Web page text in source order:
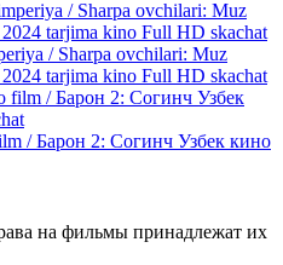
/ Sharpa ovchilari: Muz
tarjima kino Full HD skachat
/ Барон 2: Согинч Узбек кино
на фильмы принадлежат их